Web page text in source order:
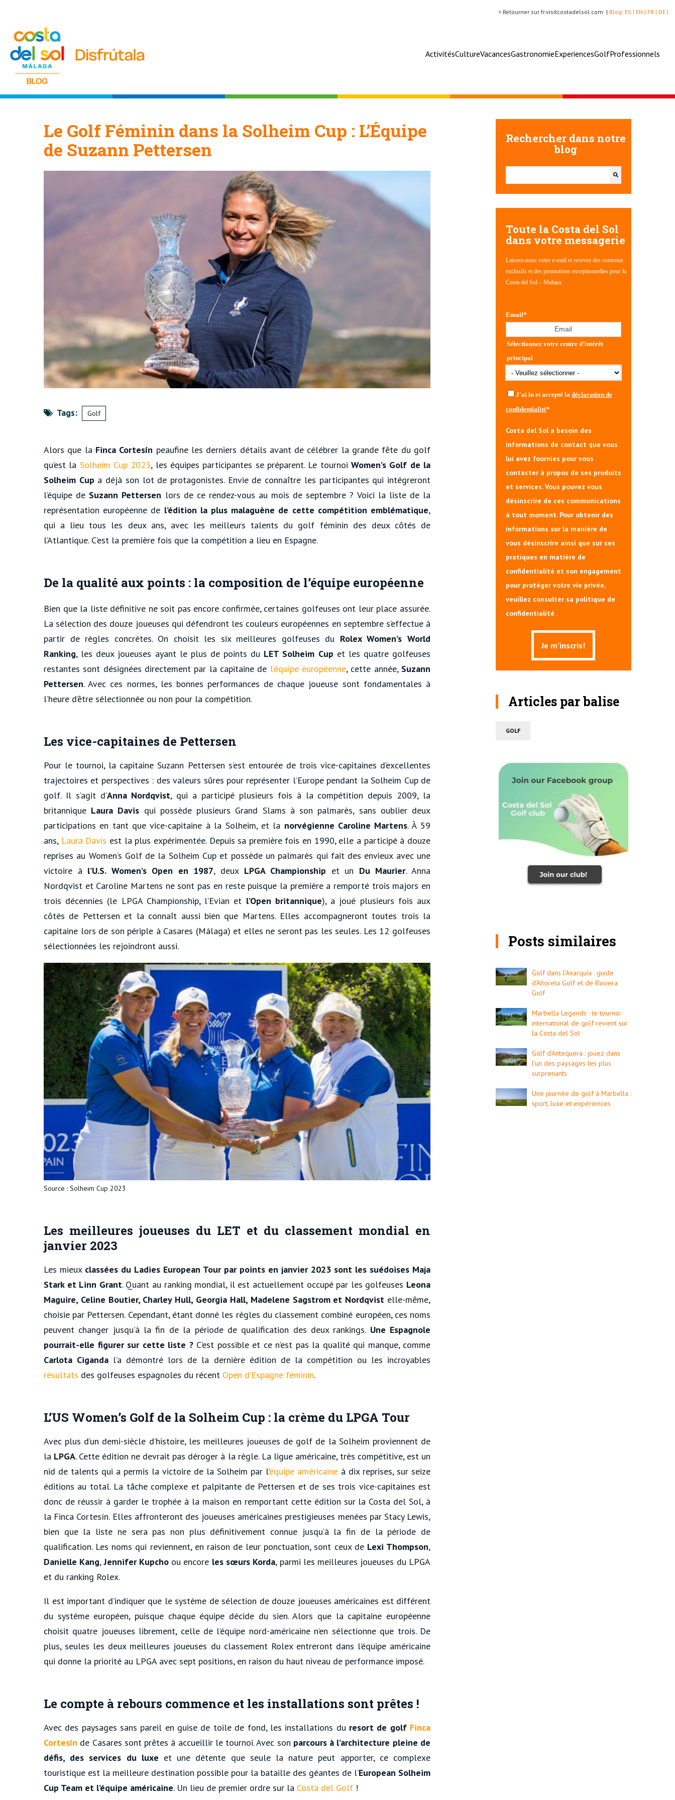
DE |
FR |
EN |
ES |
Blog:
> Retourner sur fr.visitcostadelsol.com |
ActivitésCultureVacancesGastronomieExperiencesGolfProfessionnels
Le Golf Féminin dans la Solheim Cup : L’Équipe
de Suzann Pettersen
Tags: Golf
Alors que la Finca Cortesín peaufine les derniers détails avant de célébrer la grande fête du golf
qu’est la Solheim Cup 2023, les équipes participantes se préparent. Le tournoiWomen’s Golf de la
Solheim Cup a déjà son lot de protagonistes. Envie de connaître les participantes qui intégreront
l’équipe de Suzann Pettersen lors de ce rendez-vous au mois de septembre ? Voici la liste de la
représentation européenne de l’édition la plus malaguène de cette compétition emblématique,
qui a lieu tous les deux ans, avec les meilleurs talents du golf féminin des deux côtés de
l’Atlantique. C’est la première fois que la compétition a lieu en Espagne.
De la qualité aux points : la composition de l’équipe européenne
Bien que la liste définitive ne soit pas encore confirmée, certaines golfeuses ont leur place assurée.
La sélection des douze joueuses qui défendront les couleurs européennes en septembre s’effectue à
partir de règles concrètes. On choisit les six meilleures golfeuses du Rolex Women’s World
Ranking, les deux joueuses ayant le plus de points du LET Solheim Cup et les quatre golfeuses
restantes sont désignées directement par la capitaine de l’équipe européenne, cette année, Suzann
Pettersen. Avec ces normes, les bonnes performances de chaque joueuse sont fondamentales à
l’heure d’être sélectionnée ou non pour la compétition.
Les vice-capitaines de Pettersen
Pour le tournoi, la capitaine Suzann Pettersen s’est entourée de trois vice-capitaines d’excellentes
trajectoires et perspectives : des valeurs sûres pour représenter l’Europe pendant la Solheim Cup de
golf. Il s’agit d’Anna Nordqvist, qui a participé plusieurs fois à la compétition depuis 2009, la
britannique Laura Davis qui possède plusieurs Grand Slams à son palmarès, sans oublier deux
participations en tant que vice-capitaine à la Solheim, et la norvégienne Caroline Martens. À 59
ans, Laura Davis est la plus expérimentée. Depuis sa première fois en 1990, elle a participé à douze
reprises au Women’s Golf de la Solheim Cup et possède un palmarès qui fait des envieux avec une
victoire à l’U.S. Women’s Open en 1987, deux LPGA Championship et un Du Maurier. Anna
Nordqvist et Caroline Martens ne sont pas en reste puisque la première a remporté trois majors en
trois décennies (le LPGA Championship, l’Evian et l’Open britannique), a joué plusieurs fois aux
côtés de Pettersen et la connaît aussi bien que Martens. Elles accompagneront toutes trois la
capitaine lors de son périple à Casares (Málaga) et elles ne seront pas les seules. Les 12 golfeuses
sélectionnées les rejoindront aussi.
Source : Solheim Cup 2023
Les meilleures joueuses du LET et du classement mondial en
janvier 2023
Les mieux classées du Ladies European Tour par points en janvier 2023 sont les suédoises Maja
Stark et Linn Grant. Quant au ranking mondial, il est actuellement occupé par les golfeuses Leona
Maguire, Celine Boutier, Charley Hull, Georgia Hall, Madelene Sagstrom et Nordqvist elle-même,
choisie par Pettersen. Cependant, étant donné les règles du classement combiné européen, ces noms
peuvent changer jusqu’à la fin de la période de qualification des deux rankings. Une Espagnole
pourrait-elle figurer sur cette liste ? C’est possible et ce n’est pas la qualité qui manque, comme
Carlota Ciganda l’a démontré lors de la dernière édition de la compétition ou les incroyables
résultats des golfeuses espagnoles du récent Open d’Espagne féminin.
L’US Women’s Golf de la Solheim Cup : la crème du LPGA Tour
Avec plus d’un demi-siècle d’histoire, les meilleures joueuses de golf de la Solheim proviennent de
la LPGA. Cette édition ne devrait pas déroger à la règle. La ligue américaine, très compétitive, est un
nid de talents qui a permis la victoire de la Solheim par l’équipe américaine à dix reprises, sur seize
éditions au total. La tâche complexe et palpitante de Pettersen et de ses trois vice-capitaines est
donc de réussir à garder le trophée à la maison en remportant cette édition sur la Costa del Sol, à
la Finca Cortesín. Elles affronteront des joueuses américaines prestigieuses menées par Stacy Lewis,
bien que la liste ne sera pas non plus définitivement connue jusqu’à la fin de la période de
qualification. Les noms qui reviennent, en raison de leur ponctuation, sont ceux de Lexi Thompson,
Danielle Kang,Jennifer Kupcho ou encore les sœurs Korda, parmi les meilleures joueuses du LPGA
et du ranking Rolex.
Il est important d’indiquer que le système de sélection de douze joueuses américaines est différent
du système européen, puisque chaque équipe décide du sien. Alors que la capitaine européenne
choisit quatre joueuses librement, celle de l’équipe nord-américaine n’en sélectionne que trois. De
plus, seules les deux meilleures joueuses du classement Rolex entreront dans l’équipe américaine
qui donne la priorité au LPGA avec sept positions, en raison du haut niveau de performance imposé.
Le compte à rebours commence et les installations sont prêtes !
Avec des paysages sans pareil en guise de toile de fond, les installations du resort de golf Finca
Cortesín de Casares sont prêtes à accueillir le tournoi. Avec son parcours à l’architecture pleine de
défis, des services du luxe et une détente que seule la nature peut apporter, ce complexe
touristique est la meilleure destination possible pour la bataille des géantes de l’European Solheim
Cup Team et l’équipe américaine. Un lieu de premier ordre sur la Costa del Golf !
Rechercher dans notre
blog
Il s'agit d'un champ de recherche auquel est associée
Toute la Costa del Sol
dans votre messagerie
Laissez-nous votre e-mail et recevez des contenus
exclusifs et des promotions exceptionnelles pour la
Costa del Sol – Malaga.
Email*
Sélectionnez votre centre d’intérêt
principal
J'ai lu et accepté la déclaration de
confidentialité*
Costa del Sol a besoin des
informations de contact que vous
lui avez fournies pour vous
contacter à propos de ses produits
et services. Vous pouvez vous
désinscrire de ces communications
à tout moment. Pour obtenir des
informations sur la manière de
vous désinscrire ainsi que sur ses
pratiques en matière de
confidentialité et son engagement
pour protéger votre vie privée,
veuillez consulter sa politique de
confidentialité .
Articles par balise
GOLF
Posts similaires
Golf dans l’Axarquía : guide
d’Añoreta Golf et de Baviera
Golf
Marbella Legends : le tournoi
international de golf revient sur
la Costa del Sol
Golf d’Antequera : jouez dans
l’un des paysages les plus
surprenants
Une journée de golf à Marbella :
sport, luxe et expériences